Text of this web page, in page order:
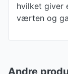
hvilket giver
værten og
Andre